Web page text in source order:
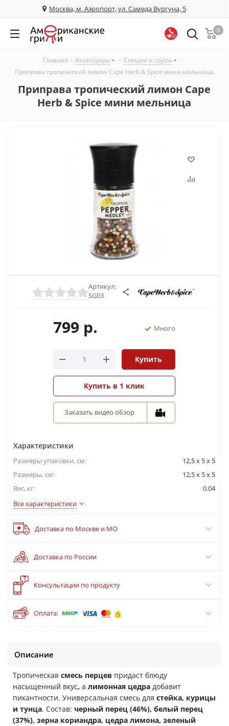
Москва, м. Аэропорт, ул. Самеда Вургуна, 5
0
Главная - Аксессуары - Специи и соусы
-
Приправа тропический лимон Cape Herb & Spice мини мельница
Приправа тропический лимон Cape
Herb & Spice мини мельница
Артикул:
SG03
799 р. Много
Купить
Купить в 1 клик
Заказать видео обзор
Характеристики
Размеры упаковки, cм:
12,5 x 5 x 5
Размеры, см:
12,5 x 5 x 5
Вес, кг:
0.04
Все характеристики
Доставка по Москве и МО
?
Консультации по продукту
Доставка по России
Оплата:
Описание
Тропическая смесь перцев придаст блюду
насыщенный вкус, а лимонная цедра добавит
пикантности. Универсальная смесь для стейка, курицы
и тунца. Состав: черный перец (46%), белый перец
(37%), зерна кориандра, цедра лимона, зеленый